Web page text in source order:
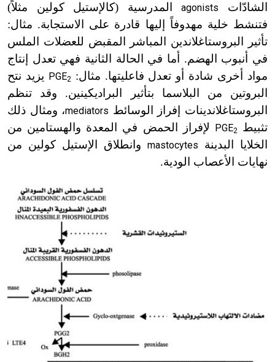
الشادّات
agonistsالمدرسية (كالإستيل كولين مثلاً)
فتنشط خلية مهدوفاً إليها قادرة على الاستجابة. مثال:
تأثير البروستاغلاندين المباشر المقبض للعضلات الملس
في أنبوب الهضم. أما في الحالة الثانية فهي تعدل إنتاج
مواد أخرى شادة أو تعدل فاعليتها. مثال:
PGE2
يزيد نتح
البروتين من البلاسما بتأثير البراديكينين. وقد تنظم
البروستاغلاندينات إفراز الوسائط mediators، ومثال ذلك
تثبيط
PGE2
لإفراز الحمض في المعدة والهستامين من
الخلايا البدينة
mastocytes وانطلاق الإستيل كولين من
نهايات الأعصاب الودية.